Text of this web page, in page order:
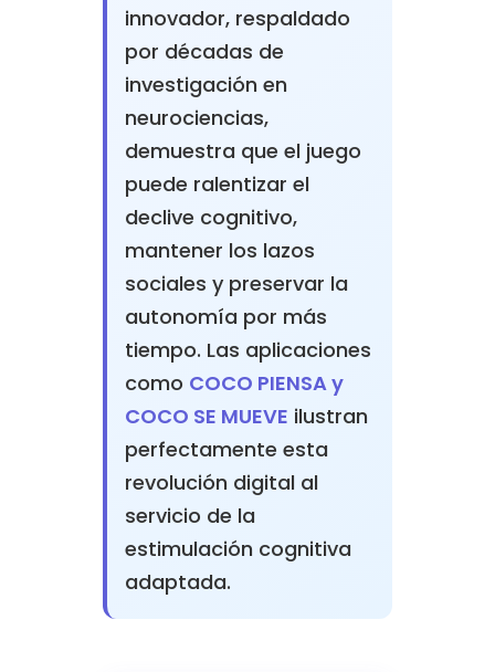
innovador, respaldado
por décadas de
investigación en
neurociencias,
demuestra que el juego
puede ralentizar el
declive cognitivo,
mantener los lazos
sociales y preservar la
autonomía por más
tiempo. Las aplicaciones
como COCO PIENSA y
COCO SE MUEVE ilustran
perfectamente esta
revolución digital al
servicio de la
estimulación cognitiva
adaptada.